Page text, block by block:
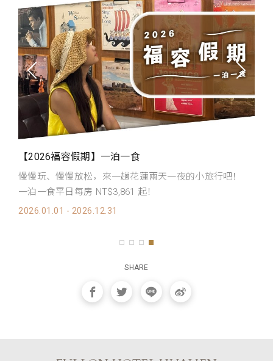
【2026福容假期】一泊一食
慢慢玩、慢慢放松，來一趟花蓮兩天一夜的小旅行吧！
一泊一食平日每房 NT$3,861 起！
2026.01.01 - 2026.12.31
SHARE